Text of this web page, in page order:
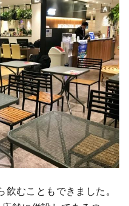
むこともできました。